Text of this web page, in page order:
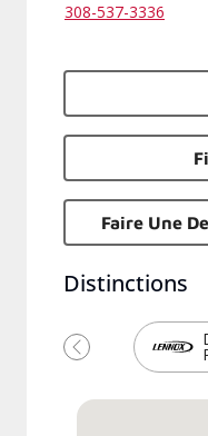
308-537-3336
Faire Une
Distinctions
Précédent